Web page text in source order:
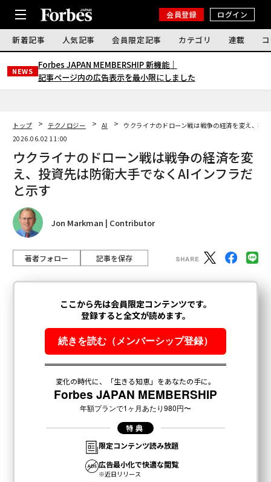
会員登録 ログイン
新着記事 人気記事 会員限定記事 カテゴリ 連載
NEWS
Forbes JAPAN MEMBERSHIP 新機能｜
記事ページ内の広告表示を最小限にしました
トップ テクノロジー AI
ウクライナのドローン戦は戦争の経済を変え、投
2026.06.02 11:00
ウクライナのドローン戦は戦争の経済を変
え、投資先は防衛大手でなくAIインフラだ
と示す
Jon Markman | Contributor
著者フォロー 記事を保存